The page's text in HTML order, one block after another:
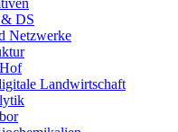
DS
Netzwerke
Landwirtschaft